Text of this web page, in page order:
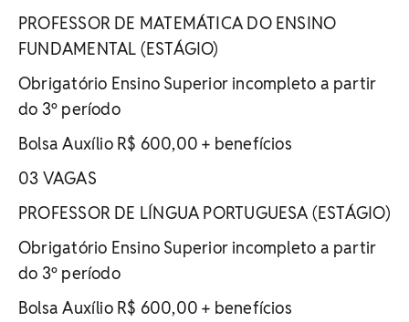
PROFESSOR DE MATEMÁTICA DO ENSINO
FUNDAMENTAL (ESTÁGIO)
Obrigatório Ensino Superior incompleto a partir
do 3º período
Bolsa Auxílio R$ 600,00 + benefícios
03 VAGAS
PROFESSOR DE LÍNGUA PORTUGUESA (ESTÁGIO)
Obrigatório Ensino Superior incompleto a partir
do 3º período
Bolsa Auxílio R$ 600,00 + benefícios